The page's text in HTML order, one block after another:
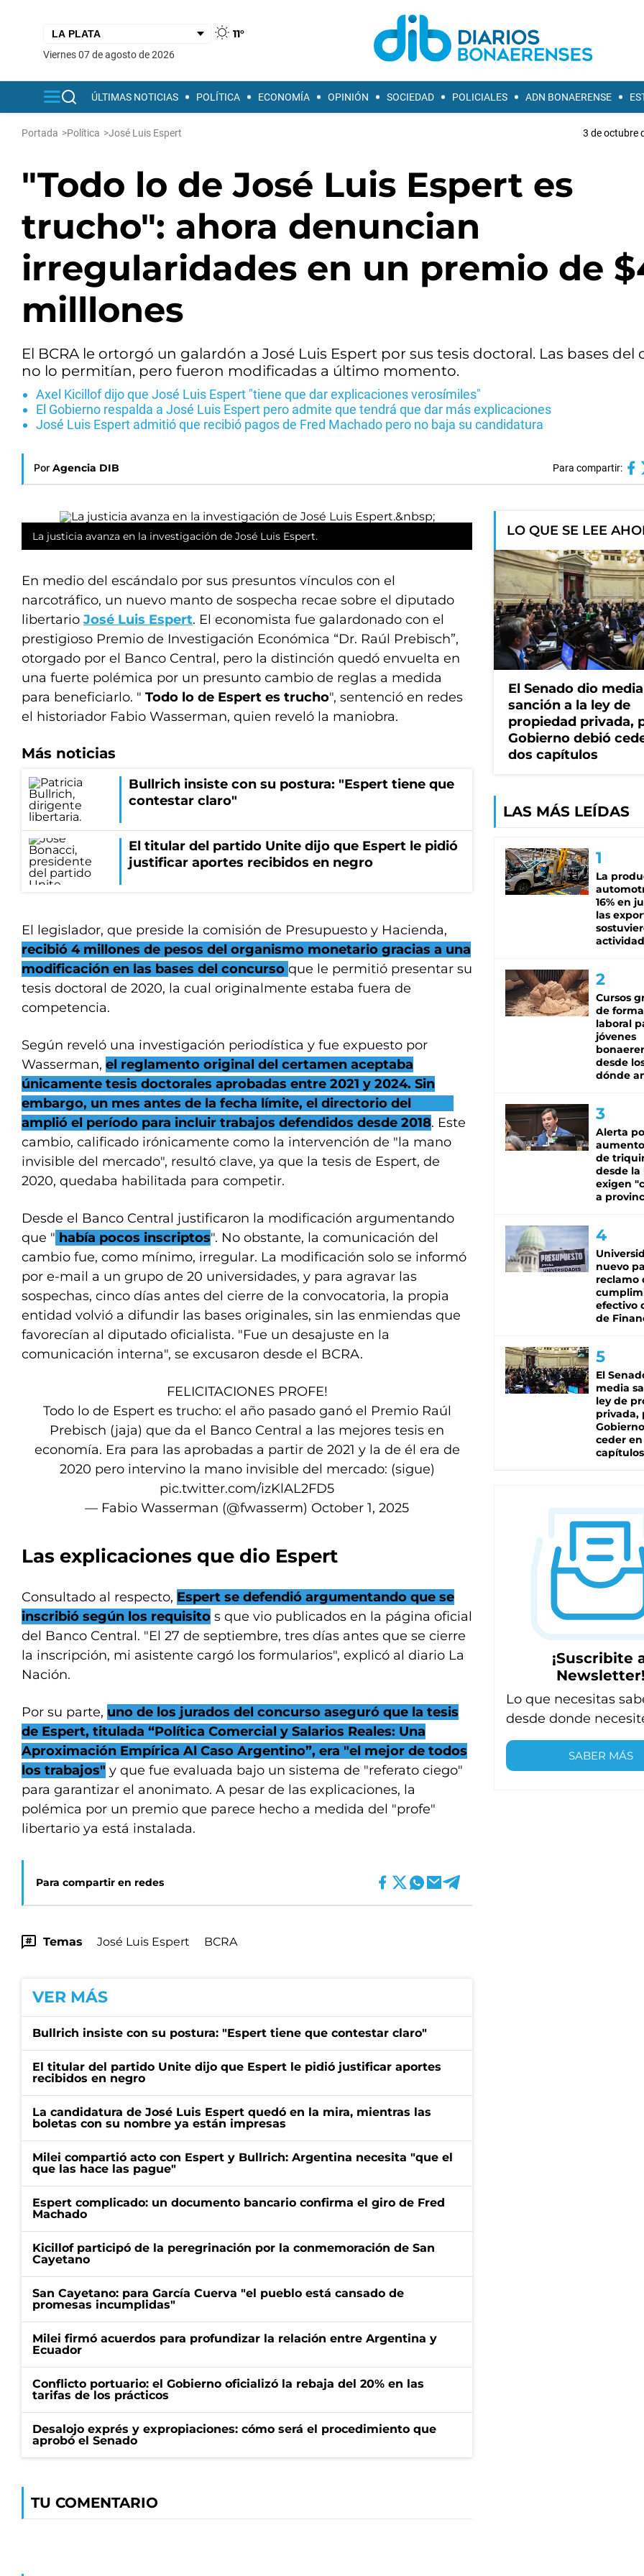
11°
viernes 07 de agosto de 2026
ÚLTIMAS NOTICIAS POLÍTICA ECONOMÍA OPINIÓN SOCIEDAD POLICIALES ADN BONAERENSE
Portada >Política >José Luis Espert 3 de octubre
"Todo lo de José Luis Espert es
trucho": ahora denuncian
irregularidades en un premio de
milllones
El BCRA le ortorgó un galardón a José Luis Espert por sus tesis doctoral. Las bases del
no lo permitían, pero fueron modificadas a último momento.
Axel Kicillof dijo que José Luis Espert "tiene que dar explicaciones verosímiles"
El Gobierno respalda a José Luis Espert pero admite que tendrá que dar más explicaciones
José Luis Espert admitió que recibió pagos de Fred Machado pero no baja su candidatura
Por Agencia DIB Para compartir:
La justicia avanza en la investigación de José Luis Espert.
En medio del escándalo por sus presuntos vínculos con el
narcotráfico, un nuevo manto de sospecha recae sobre el diputado
libertario José Luis Espert. El economista fue galardonado con el
prestigioso Premio de Investigación Económica “Dr. Raúl Prebisch”,
otorgado por el Banco Central, pero la distinción quedó envuelta en
una fuerte polémica por un presunto cambio de reglas a medida
para beneficiarlo. " Todo lo de Espert es trucho", sentenció en redes
el historiador Fabio Wasserman, quien reveló la maniobra.
Más noticias
Bullrich insiste con su postura: "Espert tiene que
contestar claro"
El titular del partido Unite dijo que Espert le pidió
justificar aportes recibidos en negro
El legislador, que preside la comisión de Presupuesto y Hacienda,
recibió 4 millones de pesos del organismo monetario gracias a una
modificación en las bases del concurso que le permitió presentar su
tesis doctoral de 2020, la cual originalmente estaba fuera de
competencia.
Según reveló una investigación periodística y fue expuesto por
Wasserman, el reglamento original del certamen aceptaba
únicamente tesis doctorales aprobadas entre 2021 y 2024. Sin
embargo, un mes antes de la fecha límite, el directorio del
amplió el período para incluir trabajos defendidos desde 2018. Este
cambio, calificado irónicamente como la intervención de "la mano
invisible del mercado", resultó clave, ya que la tesis de Espert, de
2020, quedaba habilitada para competir.
Desde el Banco Central justificaron la modificación argumentando
que " había pocos inscriptos". No obstante, la comunicación del
cambio fue, como mínimo, irregular. La modificación solo se informó
por e-mail a un grupo de 20 universidades, y para agravar las
sospechas, cinco días antes del cierre de la convocatoria, la propia
entidad volvió a difundir las bases originales, sin las enmiendas que
favorecían al diputado oficialista. "Fue un desajuste en la
comunicación interna", se excusaron desde el BCRA.
FELICITACIONES PROFE!
Todo lo de Espert es trucho: el año pasado ganó el Premio Raúl
Prebisch (jaja) que da el Banco Central a las mejores tesis en
economía. Era para las aprobadas a partir de 2021 y la de él era de
2020 pero intervino la mano invisible del mercado: (sigue)
pic.twitter.com/izKlAL2FD5
— Fabio Wasserman (@fwasserm) October 1, 2025
Las explicaciones que dio Espert
Consultado al respecto, Espert se defendió argumentando que se
inscribió según los requisito s que vio publicados en la página oficial
del Banco Central. "El 27 de septiembre, tres días antes que se cierre
la inscripción, mi asistente cargó los formularios", explicó al diario La
Nación.
Por su parte, uno de los jurados del concurso aseguró que la tesis
de Espert, titulada “Política Comercial y Salarios Reales: Una
Aproximación Empírica Al Caso Argentino”, era "el mejor de todos
los trabajos" y que fue evaluada bajo un sistema de "referato ciego"
para garantizar el anonimato. A pesar de las explicaciones, la
polémica por un premio que parece hecho a medida del "profe"
libertario ya está instalada.
Para compartir en redes
Temas José Luis Espert BCRA
VER MÁS
Bullrich insiste con su postura: "Espert tiene que contestar claro"
El titular del partido Unite dijo que Espert le pidió justificar aportes
recibidos en negro
La candidatura de José Luis Espert quedó en la mira, mientras las
boletas con su nombre ya están impresas
Milei compartió acto con Espert y Bullrich: Argentina necesita "que el
que las hace las pague"
Espert complicado: un documento bancario confirma el giro de Fred
Machado
Kicillof participó de la peregrinación por la conmemoración de San
Cayetano
San Cayetano: para García Cuerva "el pueblo está cansado de
promesas incumplidas"
Milei firmó acuerdos para profundizar la relación entre Argentina y
Ecuador
Conflicto portuario: el Gobierno oficializó la rebaja del 20% en las
tarifas de los prácticos
Desalojo exprés y expropiaciones: cómo será el procedimiento que
aprobó el Senado
TU COMENTARIO
LO QUE SE LEE
El Senado dio media
sanción a la ley de
propiedad privada,
Gobierno debió
dos capítulos
LAS MÁS LEÍDAS
La
16% en
las
actividad
Cursos
de
laboral
jóvenes
desde
dónde
Alerta
de
desde la
exigen
a
nuevo
reclamo
efectivo
de
El
media
ley de
privada,
ceder
capítulos
¡Suscribite
Newsletter!
Lo que necesitas
desde donde
SABER MÁS